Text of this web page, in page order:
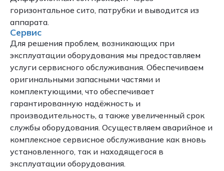
горизонтальное сито, патрубки и выводится из
аппарата.
Сервис
Для решения проблем, возникающих при
эксплуатации оборудования мы предоставляем
услуги сервисного обслуживания. Обеспечиваем
оригинальными запасными частями и
комплектующими, что обеспечивает
гарантированную надёжность и
производительность, а также увеличенный срок
службы оборудования. Осуществляем аварийное и
комплексное сервисное обслуживание как вновь
установленного, так и находящегося в
эксплуатации оборудования.